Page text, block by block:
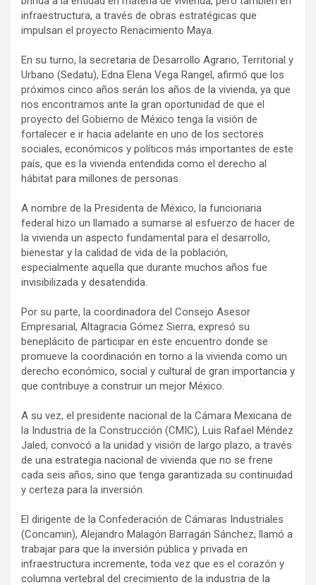
infraestructura, a través de obras estratégicas que
impulsan el proyecto Renacimiento Maya.
En su turno, la secretaria de Desarrollo Agrario, Territorial y
Urbano (Sedatu), Edna Elena Vega Rangel, afirmó que los
próximos cinco años serán los años de la vivienda, ya que
nos encontramos ante la gran oportunidad de que el
proyecto del Gobierno de México tenga la visión de
fortalecer e ir hacia adelante en uno de los sectores
sociales, económicos y políticos más importantes de este
país, que es la vivienda entendida como el derecho al
hábitat para millones de personas.
A nombre de la Presidenta de México, la funcionaria
federal hizo un llamado a sumarse al esfuerzo de hacer de
la vivienda un aspecto fundamental para el desarrollo,
bienestar y la calidad de vida de la población,
especialmente aquella que durante muchos años fue
invisibilizada y desatendida.
Por su parte, la coordinadora del Consejo Asesor
Empresarial, Altagracia Gómez Sierra, expresó su
beneplácito de participar en este encuentro donde se
promueve la coordinación en torno a la vivienda como un
derecho económico, social y cultural de gran importancia y
que contribuye a construir un mejor México.
A su vez, el presidente nacional de la Cámara Mexicana de
la Industria de la Construcción (CMIC), Luis Rafael Méndez
Jaled, convocó a la unidad y visión de largo plazo, a través
de una estrategia nacional de vivienda que no se frene
cada seis años, sino que tenga garantizada su continuidad
y certeza para la inversión.
El dirigente de la Confederación de Cámaras Industriales
(Concamin), Alejandro Malagón Barragán Sánchez, llamó a
trabajar para que la inversión pública y privada en
infraestructura incremente, toda vez que es el corazón y
columna vertebral del crecimiento de la industria de la